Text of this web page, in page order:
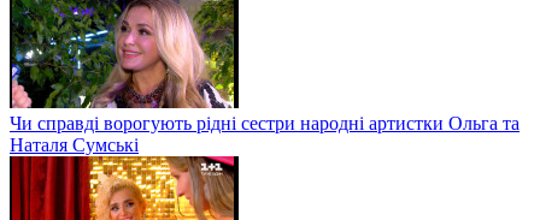
Чи справді ворогують рідні сестри народні артистки Ольга та
Наталя Сумські